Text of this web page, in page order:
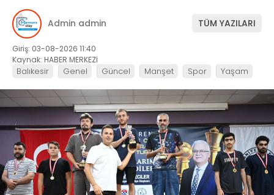
Admin admin TÜM YAZILARI
Giriş: 03-08-2026 11:40
Kaynak: HABER MERKEZİ
Balıkesir Genel Güncel Manşet Spor Yaşam